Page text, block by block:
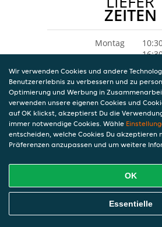
ZEITEN
Montag
Mittwoch
Donnerstag
Freitag
Sonntag
Wir verwenden Cookies und andere
Benutzererlebnis zu verbessern und zu
Optimierung und Werbung in
verwenden unsere eigenen Cookies und
auf OK klickst, akzeptierst Du die
immer notwendige Cookies. Wähle
entscheiden, welche Cookies Du akzeptieren
Präferenzen anzupassen und um weitere
OK
Essentielle